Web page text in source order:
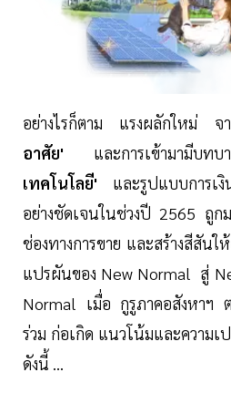
อย่างไรก็ตาม แรงผลักใหม่ จ
อาศัย'
และการเข้ามามีบท
เทคโนโลยี' และรูปแบบการเ
อย่างชัดเจนในช่วงปี 2565 ถูก
ช่องทางการขาย และสร้างสีสัน
แปรผันของ New Normal สู่
Normal เมื่อ กูรูภาคอสังหาฯ ต่
ร่วม ก่อเกิด แนวโน้มและความ
ดังนี้ ...